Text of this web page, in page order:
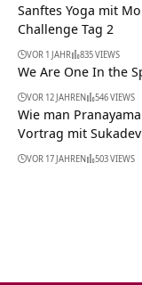
Sanftes Yoga mit
Challenge Tag 2
VOR 1 JAHR 835 VIEWS
We Are One In the
VOR 12 JAHREN 546 VIEWS
Wie man
Vortrag mit Sukadev
VOR 17 JAHREN 503 VIEWS